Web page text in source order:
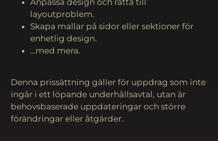
Anpassa design och rätta till
layoutproblem.
Skapa mallar på sidor eller sektioner för
enhetlig design.
…med mera.
Denna prissättning gäller för uppdrag som inte
ingår i ett löpande underhållsavtal, utan är
behovsbaserade uppdateringar och större
förändringar eller åtgärder.